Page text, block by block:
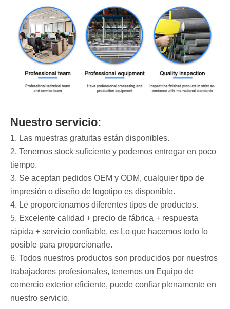
Nuestro servicio:
1. Las muestras gratuitas están disponibles.
2. Tenemos stock suficiente y podemos entregar en poco
tiempo.
3. Se aceptan pedidos OEM y ODM, cualquier tipo de
impresión o diseño de logotipo es disponible.
4. Le proporcionamos diferentes tipos de productos.
5. Excelente calidad + precio de fábrica + respuesta
rápida + servicio confiable, es Lo que hacemos todo lo
posible para proporcionarle.
6. Todos nuestros productos son producidos por nuestros
trabajadores profesionales, tenemos un Equipo de
comercio exterior eficiente, puede confiar plenamente en
nuestro servicio.